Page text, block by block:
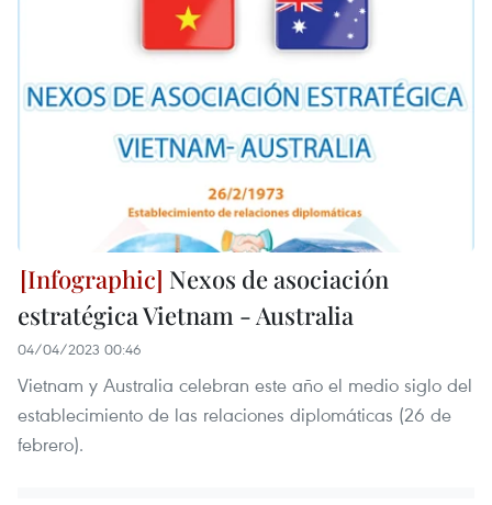
Nexos de asociación
estratégica Vietnam - Australia
04/04/2023 00:46
Vietnam y Australia celebran este año el medio siglo del
establecimiento de las relaciones diplomáticas (26 de
febrero).